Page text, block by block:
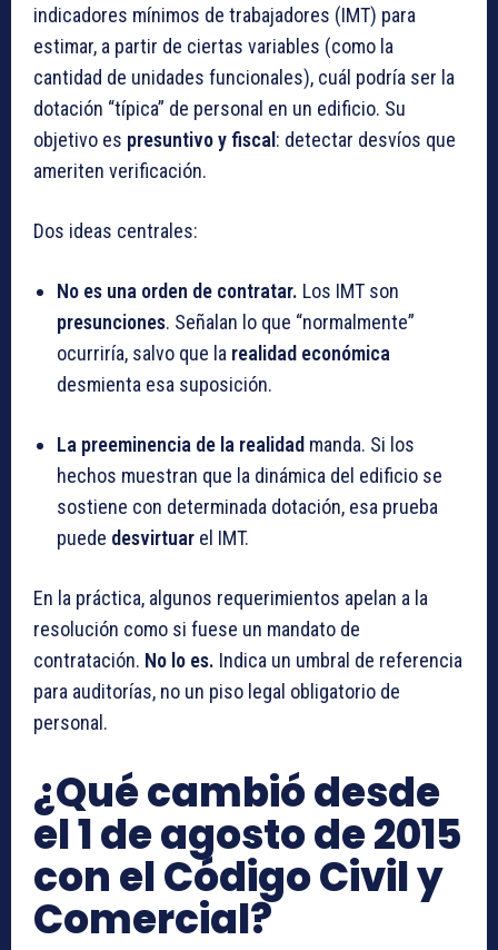
indicadores mínimos de trabajadores (IMT) para
estimar, a partir de ciertas variables (como la
cantidad de unidades funcionales), cuál podría ser la
dotación “típica” de personal en un edificio. Su
objetivo es presuntivo y fiscal : detectar desvíos que
ameriten verificación.
Dos ideas centrales:
No es una orden de contratar. Los IMT son
presunciones. Señalan lo que “normalmente”
ocurriría, salvo que la realidad económica
desmienta esa suposición.
La preeminencia de la realidad manda. Si los
hechos muestran que la dinámica del edificio se
sostiene con determinada dotación, esa prueba
puede desvirtuar el IMT.
En la práctica, algunos requerimientos apelan a la
resolución como si fuese un mandato de
contratación. No lo es. Indica un umbral de referencia
para auditorías, no un piso legal obligatorio de
personal.
¿Qué cambió desde
el 1 de agosto de 2015
con el Código Civil y
Comercial?